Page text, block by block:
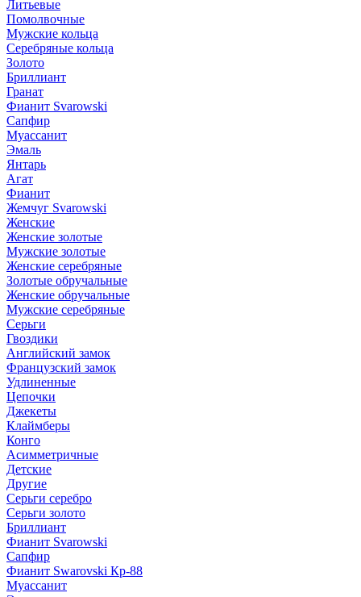
Литьевые
Помолвочные
Мужские кольца
Серебряные кольца
Золото
Бриллиант
Гранат
Фианит Svarowski
Сапфир
Муассанит
Эмаль
Янтарь
Агат
Фианит
Жемчуг Svarowski
Женские
Женские золотые
Мужские золотые
Женские серебряные
Золотые обручальные
Женские обручальные
Мужские серебряные
Серьги
Гвоздики
Английский замок
Французский замок
Удлиненные
Цепочки
Джекеты
Клаймберы
Конго
Асимметричные
Детские
Другие
Серьги серебро
Серьги золото
Бриллиант
Фианит Svarowski
Сапфир
Фианит Swarovski Кр-88
Муассанит